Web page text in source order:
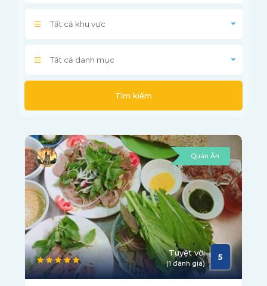
Tất cả khu vực
Tất cả danh mục
Tìm kiếm
Quán Ăn
Tuyệt vời
(1 đánh giá)
5